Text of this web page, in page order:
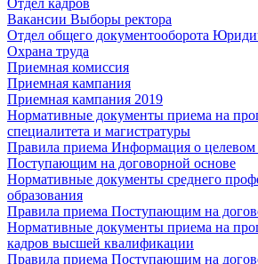
Вакансии Выборы ректора
Отдел общего документооборота
Охрана труда
Приемная комиссия
Приемная кампания
Приемная кампания 2019
Нормативные документы приема на
специалитета и магистратуры
Правила приема Информация о целевом
Поступающим на договорной основе
Нормативные документы среднего
образования
Правила приема Поступающим на
Нормативные документы приема на
кадров высшей квалификации
Правила приема Поступающим на